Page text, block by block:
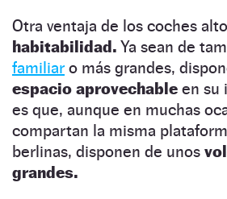
Otra ventaja de los coches
habitabilidad. Ya sean de
familiar o más grandes,
espacio aprovechable en su
es que, aunque en muchas
compartan la misma
berlinas, disponen de unos
grandes.